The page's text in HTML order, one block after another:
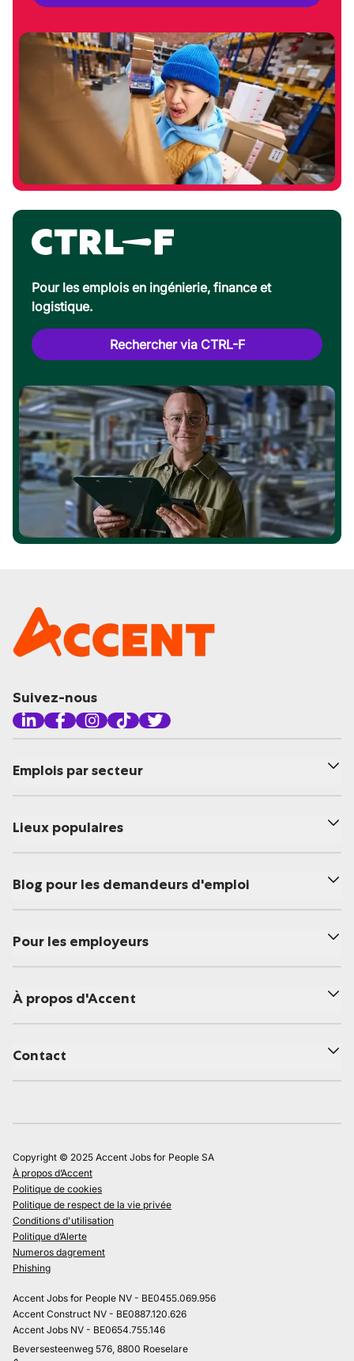
Pour les emplois en ingénierie, finance et
logistique.
Rechercher via CTRL-F
Suivez-nous
Emplois par secteur
Lieux populaires
Blog pour les demandeurs d'emploi
Pour les employeurs
À propos d'Accent
Contact
Copyright © 2025 Accent Jobs for People SA
À propos d’Accent
Politique de cookies
Politique de respect de la vie privée
Conditions d'utilisation
Politique d’Alerte
Numeros dagrement
Phishing
Accent Jobs for People NV - BE0455.069.956
Accent Construct NV - BE0887.120.626
Accent Jobs NV - BE0654.755.146
Beversesteenweg 576, 8800 Roeselare